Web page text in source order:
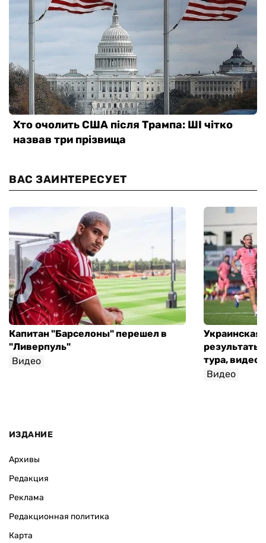
ВАС ЗАИНТЕРЕСУЕТ
Капитан "Барселоны" перешел в
"Ливерпуль"
Видео
Украинская
результаты
тура, видео
Видео
ИЗДАНИЕ
Архивы
Редакция
Реклама
Редакционная политика
Карта